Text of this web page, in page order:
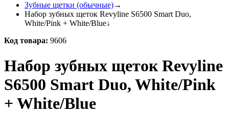
Зубные щетки (обычные)→
Набор зубных щеток Revyline S6500 Smart Duo,
White/Pink + White/Blue↓
Код товара: 9606
Набор зубных щеток Revyline
S6500 Smart Duo, White/Pink
+ White/Blue